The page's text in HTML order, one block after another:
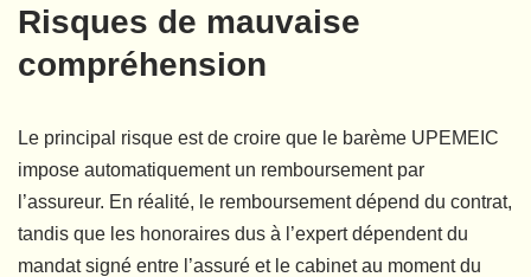
Risques de mauvaise
compréhension
Le principal risque est de croire que le barème UPEMEIC
impose automatiquement un remboursement par
l’assureur. En réalité, le remboursement dépend du contrat,
tandis que les honoraires dus à l’expert dépendent du
mandat signé entre l’assuré et le cabinet au moment du